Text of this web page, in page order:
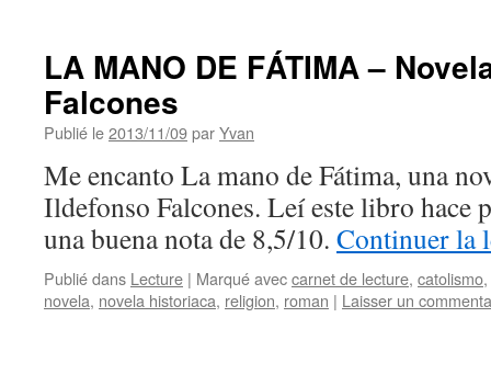
LA MANO DE FÁTIMA –
Falcones
Publié le2013/11/09parYvan
Me encanto La mano de Fátima, una
Ildefonso Falcones. Leí este libro hace
una buena nota de 8,5/10. Continuer la
Publié dans Lecture | Marqué aveccarnet de lecture, catolismo,
novela, novela historiaca, religion, roman | Laisser un